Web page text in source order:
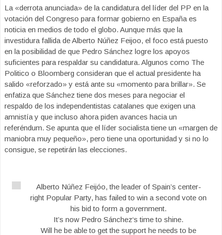
La «derrota anunciada» de la candidatura del líder del PP en la
votación del Congreso para formar gobierno en España es
noticia en medios de todo el globo. Aunque más que la
investidura fallida de Alberto Núñez Feijoo, el foco está puesto
en la posibilidad de que Pedro Sánchez logre los apoyos
suficientes para respaldar su candidatura. Algunos como The
Politico o Bloomberg consideran que el actual presidente ha
salido «reforzado» y está ante su «momento para brillar». Se
enfatiza que Sánchez tiene dos meses para negociar el
respaldo de los independentistas catalanes que exigen una
amnistía y que incluso ahora piden avances hacia un
referéndum. Se apunta que el líder socialista tiene un «margen de
maniobra muy pequeño», pero tiene una oportunidad y si no lo
consigue, se repetirán las elecciones.
Alberto Núñez Feijóo, the leader of Spain’s center-
right Popular Party, has failed to win a second vote on
his bid to form a government.
It’s now Pedro Sánchez‘s time to shine.
Will he be able to get the support he needs to be